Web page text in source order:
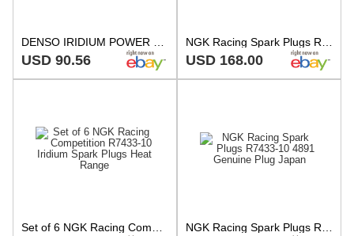
USD 90.56 USD 168.00